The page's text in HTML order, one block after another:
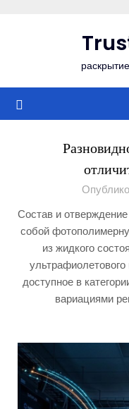
Состав и
собой
из жидкого
доступное в
вариациями